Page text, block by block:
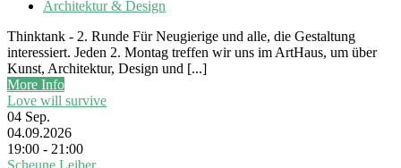
Architektur & Design
Thinktank - 2. Runde Für Neugierige und alle, die Gestaltung
interessiert. Jeden 2. Montag treffen wir uns im ArtHaus, um über
Kunst, Architektur, Design und [...]
More Info
Love will survive
04 Sep.
04.09.2026
19:00 - 21:00
Scheune Leiber